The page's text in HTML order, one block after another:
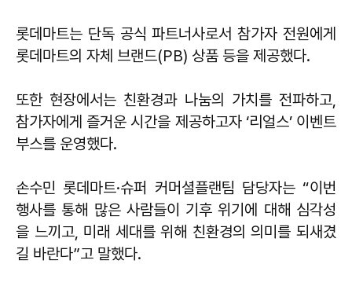
롯데마트는 단독 공식 파트너사로서 참가자 전원에게
롯데마트의 자체 브랜드(PB) 상품 등을 제공했다.
또한 현장에서는 친환경과 나눔의 가치를 전파하고,
참가자에게 즐거운 시간을 제공하고자 ‘리얼스’ 이벤트
부스를 운영했다.
손수민 롯데마트·슈퍼 커머셜플랜팀 담당자는 “이번
행사를 통해 많은 사람들이 기후 위기에 대해 심각성
을 느끼고, 미래 세대를 위해 친환경의 의미를 되새겼
길 바란다”고 말했다.